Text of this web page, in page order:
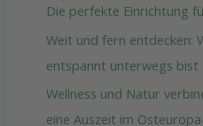
Die perfekte Einrichtung
Weit und fern entdecken:
entspannt unterwegs bist
Wellness und Natur
eine Auszeit im